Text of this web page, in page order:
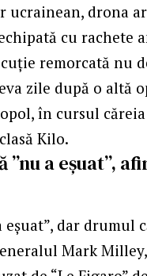
drona
cu
remorcată nu
zile după o altă
în cursul
Kilo.
a eșuat”,
eșuat”, dar
Mark